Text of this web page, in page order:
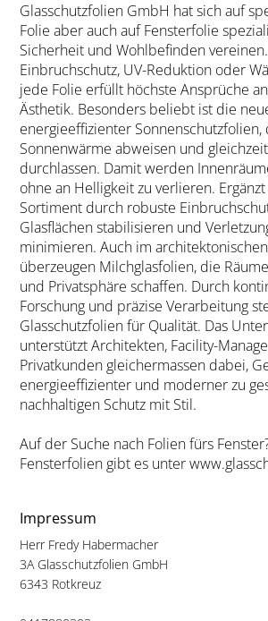
Glasschutzfolien GmbH hat sich auf
Folie aber auch auf Fensterfolie
Sicherheit und Wohlbefinden
Einbruchschutz, UV-Reduktion oder
jede Folie erfüllt höchste Ansprüche
Ästhetik. Besonders beliebt ist die
energieeffizienter Sonnenschutzfolien,
Sonnenwärme abweisen und
durchlassen. Damit werden
ohne an Helligkeit zu verlieren.
Sortiment durch robuste
Glasflächen stabilisieren und
minimieren. Auch im
überzeugen Milchglasfolien, die
und Privatsphäre schaffen. Durch
Forschung und präzise Verarbeitung
Glasschutzfolien für Qualität. Das
unterstützt Architekten, Facility-
Privatkunden gleichermassen dabei,
energieeffizienter und moderner zu
nachhaltigen Schutz mit Stil.
Auf der Suche nach Folien fürs
Fensterfolien gibt es unter
Impressum
Herr Fredy Habermacher
3A Glasschutzfolien GmbH
6343 Rotkreuz